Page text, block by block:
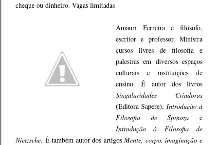
cheque ou dinheiro. Vagas limitadas
Amauri Ferreira é filósofo,
escritor e professor. Ministra
cursos livres de filosofia e
palestras em diversos espaços
culturais e instituições de
ensino. É autor dos livros
Singularidades Criadoras
(Editora Sapere), Introdução à
Filosofia de Spinoza e
Introdução à Filosofia de
Nietzsche. É também autor dos artigosMente, corpo, imaginação e